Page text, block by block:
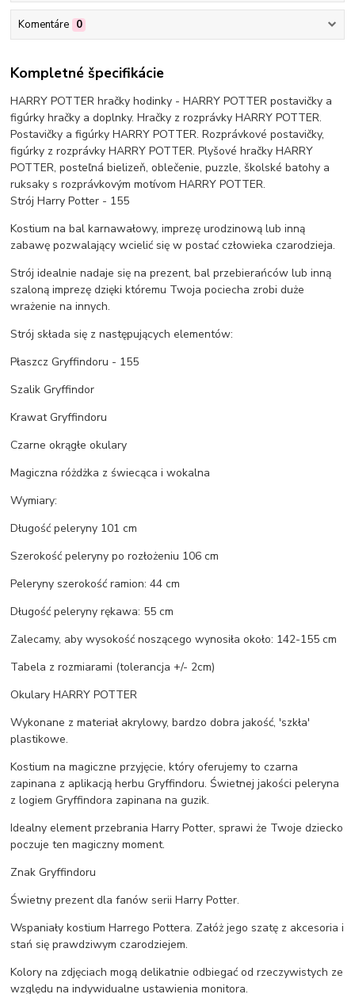
Komentáre 0
Kompletné špecifikácie
HARRY POTTER hračky hodinky - HARRY POTTER postavičky a
figúrky hračky a doplnky. Hračky z rozprávky HARRY POTTER.
Postavičky a figúrky HARRY POTTER. Rozprávkové postavičky,
figúrky z rozprávky HARRY POTTER. Plyšové hračky HARRY
POTTER, posteľná bielizeň, oblečenie, puzzle, školské batohy a
ruksaky s rozprávkovým motívom HARRY POTTER.
Strój Harry Potter - 155
Kostium na bal karnawałowy, imprezę urodzinową lub inną
zabawę pozwalający wcielić się w postać człowieka czarodzieja.
Strój idealnie nadaje się na prezent, bal przebierańców lub inną
szaloną imprezę dzięki któremu Twoja pociecha zrobi duże
wrażenie na innych.
Strój składa się z następujących elementów:
Płaszcz Gryffindoru - 155
Szalik Gryffindor
Krawat Gryffindoru
Czarne okrągłe okulary
Magiczna różdżka z świecąca i wokalna
Wymiary:
Długość peleryny 101 cm
Szerokość peleryny po rozłożeniu 106 cm
Peleryny szerokość ramion: 44 cm
Długość peleryny rękawa: 55 cm
Zalecamy, aby wysokość noszącego wynosiła około: 142-155 cm
Tabela z rozmiarami (tolerancja +/- 2cm)
Okulary HARRY POTTER
Wykonane z materiał akrylowy, bardzo dobra jakość, 'szkła'
plastikowe.
Kostium na magiczne przyjęcie, który oferujemy to czarna
zapinana z aplikacją herbu Gryffindoru. Świetnej jakości peleryna
z logiem Gryffindora zapinana na guzik.
Idealny element przebrania Harry Potter, sprawi że Twoje dziecko
poczuje ten magiczny moment.
Znak Gryffindoru
Świetny prezent dla fanów serii Harry Potter.
Wspaniały kostium Harrego Pottera. Załóż jego szatę z akcesoria i
stań się prawdziwym czarodziejem.
Kolory na zdjęciach mogą delikatnie odbiegać od rzeczywistych ze
względu na indywidualne ustawienia monitora.